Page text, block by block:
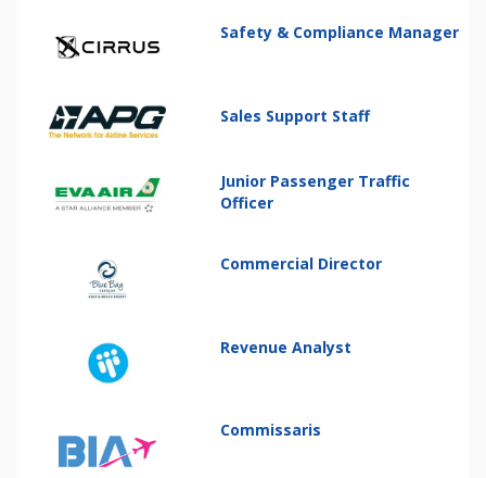
Safety & Compliance Manager
Sales Support Staff
Junior Passenger Traffic
Officer
Commercial Director
Revenue Analyst
Commissaris